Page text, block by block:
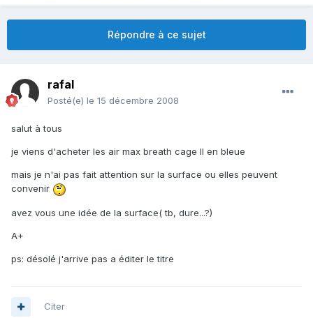
Répondre à ce sujet
rafal
Posté(e) le 15 décembre 2008
salut à tous
je viens d'acheter les air max breath cage II en bleue
mais je n'ai pas fait attention sur la surface ou elles peuvent
convenir
avez vous une idée de la surface( tb, dure...?)
A+
ps: désolé j'arrive pas a éditer le titre
Citer